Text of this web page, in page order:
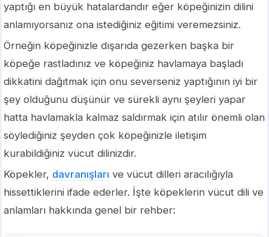
yaptığı en büyük hatalardandır eğer köpeğinizin dilini
anlamıyorsanız ona istediğiniz eğitimi veremezsiniz.
Örneğin köpeğinizle dışarıda gezerken başka bir
köpeğe rastladınız ve köpeğiniz havlamaya başladı
dikkatini dağıtmak için onu severseniz yaptığının iyi bir
şey olduğunu düşünür ve sürekli aynı şeyleri yapar
hatta havlamakla kalmaz saldırmak için atılır önemli olan
söylediğiniz şeyden çok köpeğinizle iletişim
kurabildiğiniz vücut dilinizdir.
Köpekler, davranışları ve vücut dilleri aracılığıyla
hissettiklerini ifade ederler. İşte köpeklerin vücut dili ve
anlamları hakkında genel bir rehber: